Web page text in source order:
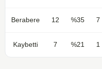
Berabere 12 %35 7
Kaybetti 7 %21 1